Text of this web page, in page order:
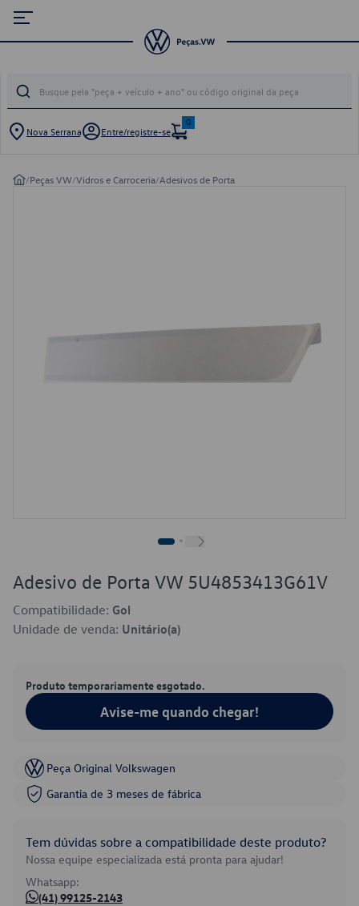
Nova Serrana Entre/registre-se
0
/Peças VW/Vidros e Carroceria/Adesivos de Porta
Adesivo de Porta VW 5U4853413G61V
Compatibilidade: Gol
Unidade de venda: Unitário(a)
Produto temporariamente esgotado.
Avise-me quando chegar!
Peça Original Volkswagen
Garantia de 3 meses de fábrica
Tem dúvidas sobre a compatibilidade deste produto?
Nossa equipe especializada está pronta para ajudar!
Whatsapp:
(41) 99125-2143